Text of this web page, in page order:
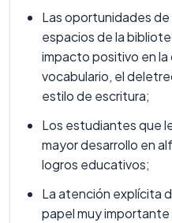
Las oportunidades
espacios de la
impacto positivo en
vocabulario, el
estilo de escritura;
Los estudiantes que
mayor desarrollo en
logros educativos;
La atención explícita
papel muy